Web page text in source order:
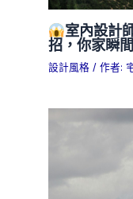
室內設計
招，你家瞬
設計風格 / 作者: